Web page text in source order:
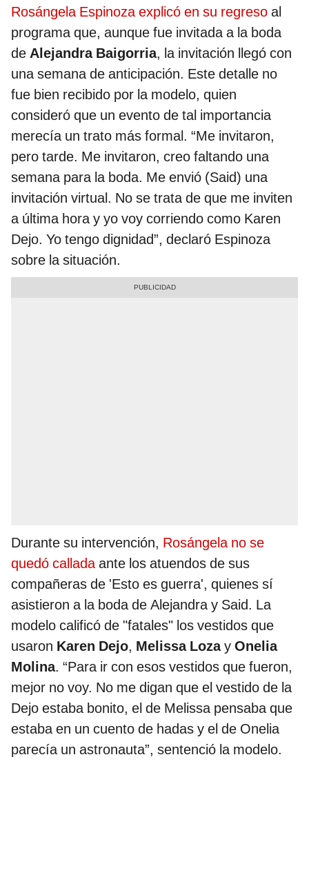
Rosángela Espinoza explicó en su regreso al
programa que, aunque fue invitada a la boda
de Alejandra Baigorria, la invitación llegó con
una semana de anticipación. Este detalle no
fue bien recibido por la modelo, quien
consideró que un evento de tal importancia
merecía un trato más formal. “Me invitaron,
pero tarde. Me invitaron, creo faltando una
semana para la boda. Me envió (Said) una
invitación virtual. No se trata de que me inviten
a última hora y yo voy corriendo como Karen
Dejo. Yo tengo dignidad”, declaró Espinoza
sobre la situación.
Durante su intervención, Rosángela no se
quedó calladaante los atuendos de sus
compañeras de 'Esto es guerra', quienes sí
asistieron a la boda de Alejandra y Said. La
modelo calificó de "fatales" los vestidos que
usaron Karen Dejo, Melissa Lozay Onelia
Molina. “Para ir con esos vestidos que fueron,
mejor no voy. No me digan que el vestido de la
Dejo estaba bonito, el de Melissa pensaba que
estaba en un cuento de hadas y el de Onelia
parecía un astronauta”, sentenció la modelo.